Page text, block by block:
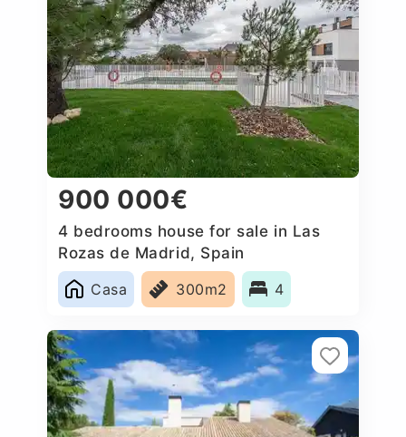
900 000€
4 bedrooms house for sale in Las
Rozas de Madrid, Spain
Casa
300m2 4